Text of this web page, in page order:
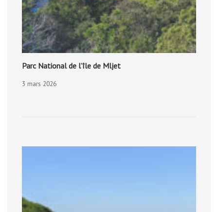
Parc National de l’île de Mljet
3 mars 2026